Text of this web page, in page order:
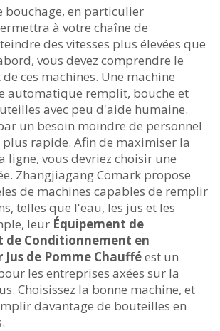
bouchage, en particulier
à votre chaîne de
des vitesses plus élevées que
vous devez comprendre le
ces machines. Une machine
automatique remplit, bouche et
avec peu d'aide humaine.
un besoin moindre de personnel
plus rapide. Afin de maximiser la
ligne, vous devriez choisir une
Zhangjiagang Comark propose
de machines capables de remplir
telles que l'eau, les jus et les
leur Équipement de
de Conditionnement en
de Pomme Chaufféest un
les entreprises axées sur la
Choisissez la bonne machine, et
davantage de bouteilles en